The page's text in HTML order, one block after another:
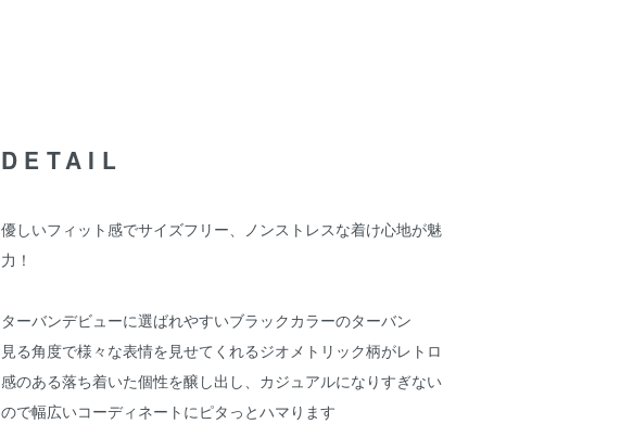
DETAIL
優しいフィット感でサイズフリー、ノンストレスな着け心地が魅
力！
ターバンデビューに選ばれやすいブラックカラーのターバン
見る角度で様々な表情を見せてくれるジオメトリック柄がレトロ
感のある落ち着いた個性を醸し出し、カジュアルになりすぎない
ので幅広いコーディネートにピタっとハマります